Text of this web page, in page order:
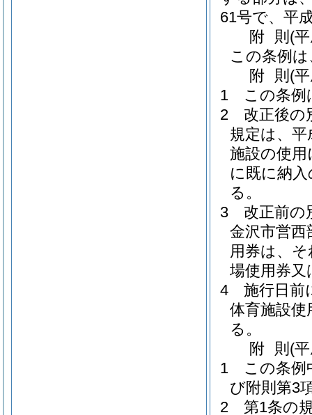
61号で、平
附 則 (
この条例
附 則 (
1
この条例
2
改正後の
規定は、平
施設の使
に既に納
る。
3
改正前の
金沢市営西
用券は、
場使用券
4
施行日前
体育施設
る。
附 則 (
1
この条例
び附則第3
2
第1条の